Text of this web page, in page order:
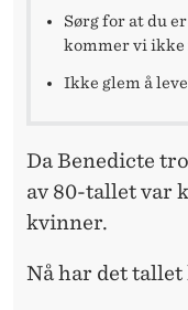
Sørg for at du
kommer vi
Ikke glem å
Da Benedicte
av 80-tallet var
kvinner.
Nå har det